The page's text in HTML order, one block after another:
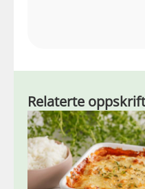
Relaterte